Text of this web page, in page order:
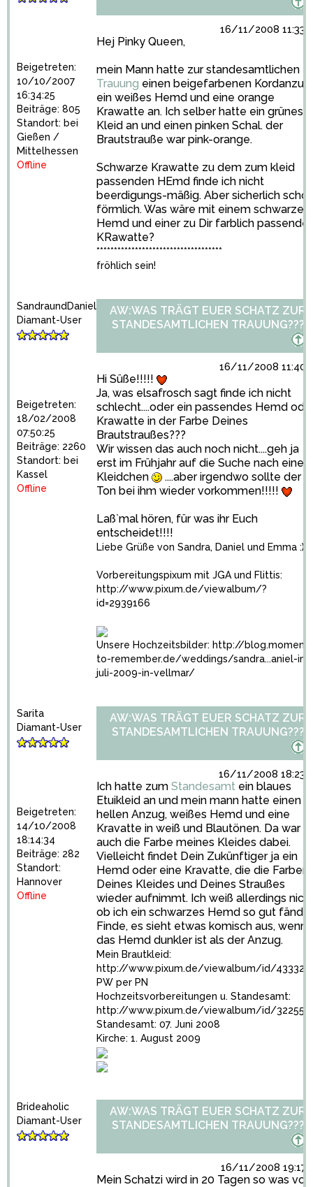
Beigetreten:
10/10/2007
16:34:25
Beiträge: 805
Standort: bei
Gießen /
Mittelhessen
Offline
16/11/2008
Hej Pinky Queen,
mein Mann hatte zur standesamtlichen
Trauung einen beigefarbenen Kordanzug,
ein weißes Hemd und eine orange
Krawatte an. Ich selber hatte ein grünes
Kleid an und einen pinken Schal. der
Brautstrauße war pink-orange.
Schwarze Krawatte zu dem zum kleid
passenden HEmd finde ich nicht
beerdigungs-mäßig. Aber sicherlich
förmlich. Was wäre mit einem schwarzen
Hemd und einer zu Dir farblich
KRawatte?
************************************
fröhlich sein!
SandraundDaniel
Diamant-User
Beigetreten:
18/02/2008
07:50:25
Beiträge: 2260
Standort: bei
Kassel
Offline
AW:WAS TRÄGT EUER SCHATZ ZUR
STANDESAMTLICHEN TRAUUNG???
16/11/2008
Hi Süße!!!!!
Ja, was elsafrosch sagt finde ich nicht
schlecht....oder ein passendes Hemd
Krawatte in der Farbe Deines
Brautstraußes???
Wir wissen das auch noch nicht....geh ja
erst im Frühjahr auf die Suche nach
Kleidchen
....aber irgendwo sollte der
Ton bei ihm wieder vorkommen!!!!!
Laß`mal hören, für was ihr Euch
entscheidet!!!!
Liebe Grüße von Sandra, Daniel und Emma :)
Vorbereitungspixum mit JGA und Flittis:
http://www.pixum.de/viewalbum/?
id=2939166
Unsere Hochzeitsbilder: http://
to-remember.de/weddings/sandra...aniel-im-
juli-2009-in-vellmar/
Sarita
Diamant-User
Beigetreten:
14/10/2008
18:14:34
Beiträge: 282
Standort:
Hannover
Offline
AW:WAS TRÄGT EUER SCHATZ ZUR
STANDESAMTLICHEN TRAUUNG???
16/11/2008
Ich hatte zum Standesamt ein blaues
Etuikleid an und mein mann hatte einen
hellen Anzug, weißes Hemd und eine
Kravatte in weiß und Blautönen. Da war
auch die Farbe meines Kleides dabei.
Vielleicht findet Dein Zukünftiger ja ein
Hemd oder eine Kravatte, die die Farben
Deines Kleides und Deines Straußes
wieder aufnimmt. Ich weiß allerdings
ob ich ein schwarzes Hemd so gut fände.
Finde, es sieht etwas komisch aus, wenn
das Hemd dunkler ist als der Anzug.
Mein Brautkleid:
http://www.pixum.de/viewalbum/id/
PW per PN
Hochzeitsvorbereitungen u. Standesamt:
http://www.pixum.de/viewalbum/id/
Standesamt: 07. Juni 2008
Kirche: 1. August 2009
Brideaholic
Diamant-User
AW:WAS TRÄGT EUER SCHATZ ZUR
STANDESAMTLICHEN TRAUUNG???
16/11/2008
Mein Schatzi wird in 20 Tagen so was von